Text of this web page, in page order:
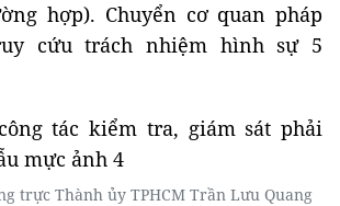
hợp). Chuyển cơ quan pháp
cứu trách nhiệm hình sự 5
trực Thành ủy TPHCM Trần Lưu Quang